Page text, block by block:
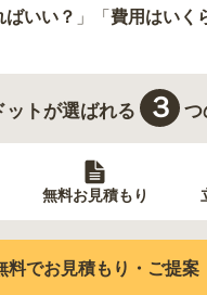
ばいい？ 」「 費用はいく
ットが選ばれる ３ つ
無料お見積もり
料でお見積もり・ご提案